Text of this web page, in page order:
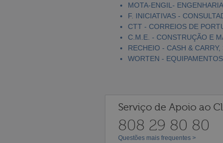
MOTA-ENGIL-
F. INICIATIVAS -
CTT - CORREIOS DE
C.M.E. - CONSTRUÇÃO E
RECHEIO - CASH & CARRY,
WORTEN -
Serviço de Apoio ao
808 29 80 80
Questões mais frequentes >